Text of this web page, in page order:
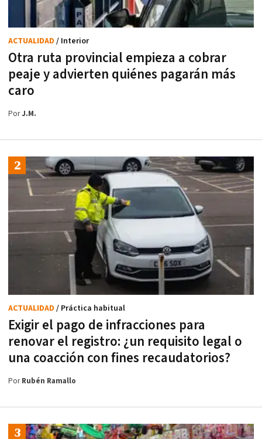
Otra ruta provincial empieza a cobrar
peaje y advierten quiénes pagarán más
caro
ACTUALIDAD / Interior
PorJ.M.
Exigir el pago de infracciones para
renovar el registro: ¿un requisito legal o
una coacción con fines recaudatorios?
ACTUALIDAD / Práctica habitual
PorRubén Ramallo